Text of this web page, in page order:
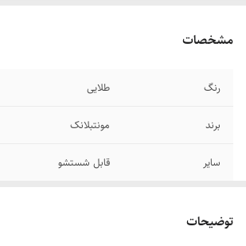
مشخصات
رنگ طلایی
برند مونتبلانک
سایر قابل شستشو
توضیحات